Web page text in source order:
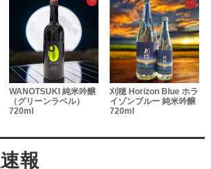
WANOTSUKI 純米吟醸
（グリーンラベル）
720ml
刈穂 Horizon Blue ホラ
イゾンブルー 純米吟醸
720ml